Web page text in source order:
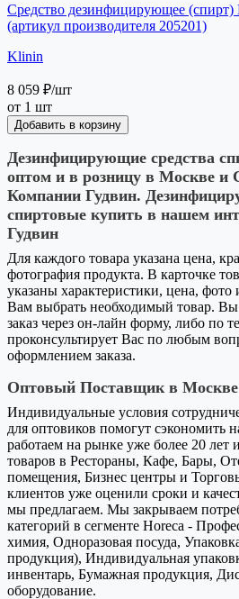
Средство дезинфицирующее (спирт)
(артикул производителя 205201)
Klinin
8 059 ₽/шт
от 1 шт
Добавить в корзину
Дезинфицирующие средства
оптом и в розницу в Москве и
Компании Гудвин.
спиртовые купить в нашем
Гудвин
Для каждого товара указана цена,
фотография продукта. В карточке
указаны характеристики, цена,
Вам выбрать необходимый товар.
заказ через он-лайн форму, либо по
проконсультирует Вас по любым
оформлением заказа.
Оптовый Поставщик в
Индивидуальные условия
для оптовиков помогут сэкономить
работаем на рынке уже более 20 лет
товаров в Рестораны, Кафе, Бары,
помещения, Бизнес центры и
клиентов уже оценили сроки и
мы предлагаем. Мы закрываем
категорий в сегменте Horeca -
химия, Одноразовая посуда,
продукция), Индивидуальная
инвентарь, Бумажная продукция,
оборудование.